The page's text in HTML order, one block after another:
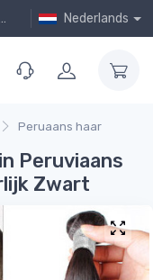
Extensions online! Nederlands
Peruaans haar
Peruviaans
Zwart